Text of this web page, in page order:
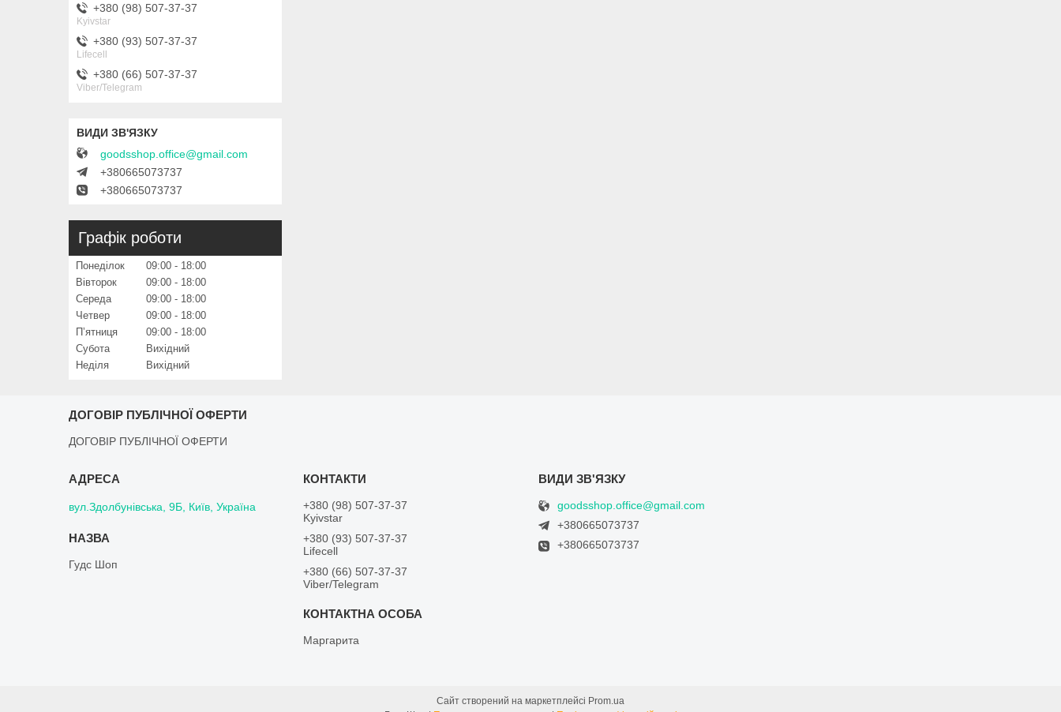
+380 (98) 507-37-37
Kyivstar
+380 (93) 507-37-37
Lifecell
+380 (66) 507-37-37
Viber/Telegram
goodsshop.office@gmail.com
+380665073737
+380665073737
Графік роботи
Понеділок 09:00
18:00
Вівторок
09:00
18:00
Середа
09:00
18:00
Четвер
09:00
18:00
Пʼятниця
09:00
18:00
Субота
Вихідний
Неділя
Вихідний
ДОГОВІР ПУБЛІЧНОЇ ОФЕРТИ
ДОГОВІР ПУБЛІЧНОЇ ОФЕРТИ
вул.Здолбунівська, 9Б, Київ, Україна
Гудс Шоп
+380 (98) 507-37-37
Kyivstar
+380 (93) 507-37-37
Lifecell
+380 (66) 507-37-37
Viber/Telegram
Маргарита
goodsshop.office@gmail.com
+380665073737
+380665073737
Сайт створений на маркетплейсі Prom.ua